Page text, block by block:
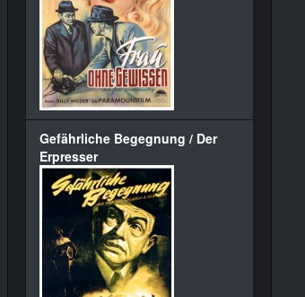
Gefährliche Begegnung / Der
Erpresser